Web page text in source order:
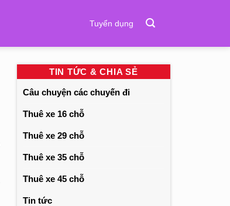
Tuyển dụng
TIN TỨC & CHIA SẺ
Câu chuyện các chuyến đi
Thuê xe 16 chỗ
Thuê xe 29 chỗ
Thuê xe 35 chỗ
Thuê xe 45 chỗ
Tin tức